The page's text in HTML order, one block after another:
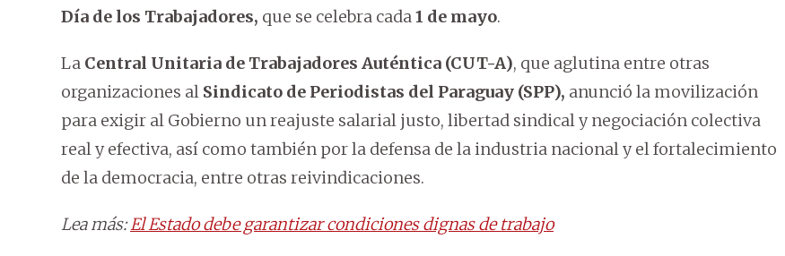
Día de los Trabajadores, que se celebra cada1 de mayo.
La Central Unitaria de Trabajadores Auténtica (CUT-A), que aglutina entre otras
organizaciones al Sindicato de Periodistas del Paraguay (SPP), anunció la movilización
para exigir al Gobierno un reajuste salarial justo, libertad sindical y negociación colectiva
real y efectiva, así como también por la defensa de la industria nacional y el fortalecimiento
de la democracia, entre otras reivindicaciones.
Lea más:El Estado debe garantizar condiciones dignas de trabajo